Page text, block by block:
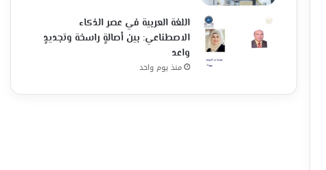
اللغة العربية في عصر الذكاء
الاصطناعي: بين أصالةٍ راسخة وتجديدٍ
واعد
منذ يوم واحد